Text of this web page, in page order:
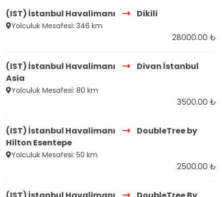
(IST) İstanbul Havalimanı Dikili
Yolculuk Mesafesi: 346 km
28000.00 ₺
(IST) İstanbul Havalimanı
Divan İstanbul
Asia
Yolculuk Mesafesi: 80 km
3500.00 ₺
(IST) İstanbul Havalimanı
DoubleTree by
Hilton Esentepe
Yolculuk Mesafesi: 50 km
2500.00 ₺